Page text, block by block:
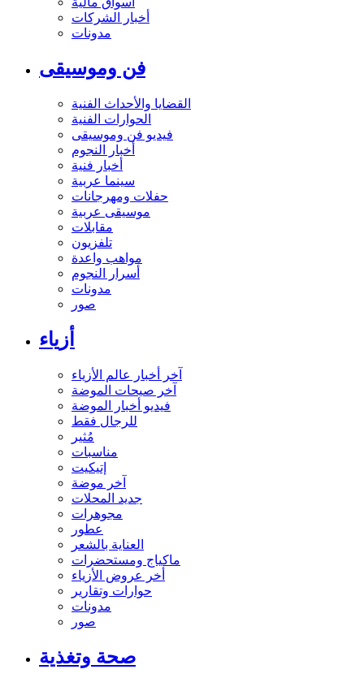
أخبار الشركات
مدونات
فن وموسيقى
القضايا والأحداث الفنية
الحوارات الفنية
فيديو فن وموسيقى
أخبار النجوم
أخبار فنية
سينما عربية
حفلات ومهرجانات
موسيقى عربية
مقابلات
تلفزيون
مواهب واعدة
أسرار النجوم
مدونات
صور
أزياء
آخر أخبار عالم الأزياء
آخر صيحات الموضة
فيديو أخبار الموضة
للرجال فقط
مُثير
مناسبات
إتيكيت
آخر موضة
جديد المحلات
مجوهرات
عطور
العناية بالشعر
ماكياج ومستحضرات
أخر عروض الأزياء
حوارات وتقارير
مدونات
صور
صحة وتغذية